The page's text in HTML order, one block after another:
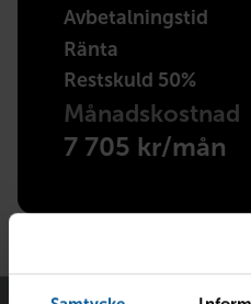
Avbetalningstid
Ränta
Restskuld 50%
Månadskostnad
7 705 kr/mån